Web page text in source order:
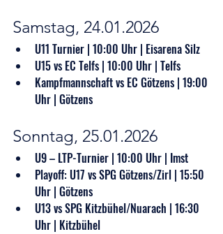
Samstag, 24.01.2026
U11 Turnier | 10:00 Uhr | Eisarena Silz
U15 vs EC Telfs | 10:00 Uhr | Telfs
Kampfmannschaft vs EC Götzens | 19:00
Uhr | Götzens
Sonntag, 25.01.2026
U9 – LTP-Turnier | 10:00 Uhr | Imst
Playoff: U17 vs SPG Götzens/Zirl | 15:50
Uhr | Götzens
U13 vs SPG Kitzbühel/Nuarach | 16:30
Uhr | Kitzbühel